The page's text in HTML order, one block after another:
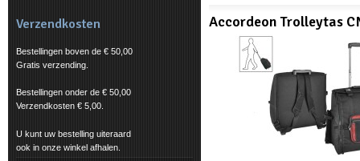
Accordeon Trolleytas
Verzendkosten
Bestellingen boven de € 50,00
Gratis verzending.
Bestellingen onder de € 50,00
Verzendkosten € 5,00.
U kunt uw bestelling uiteraard
ook in onze winkel afhalen.